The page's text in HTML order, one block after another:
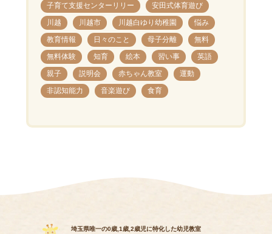
子育て支援センターリリー
安田式体育遊び
川越
川越市 川越白ゆり幼稚園
悩み
教育情報
日々のこと 母子分離
無料
無料体験
知育 絵本 習い事
英語
親子
説明会 赤ちゃん教室
運動
非認知能力
音楽遊び 食育
埼玉県唯一の0歳,1歳,2歳児に特化した幼児教室